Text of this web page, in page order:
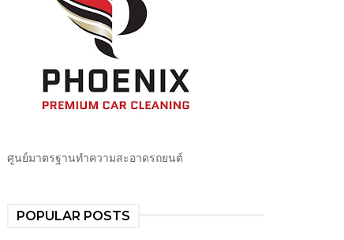
ศูนย์มาตรฐานทำความสะอาดรถยนต์
POPULAR POSTS